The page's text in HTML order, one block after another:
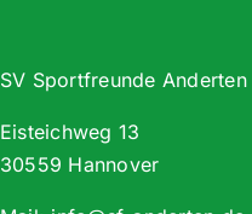
SV Sportfreunde
Eisteichweg 13
30559 Hannover